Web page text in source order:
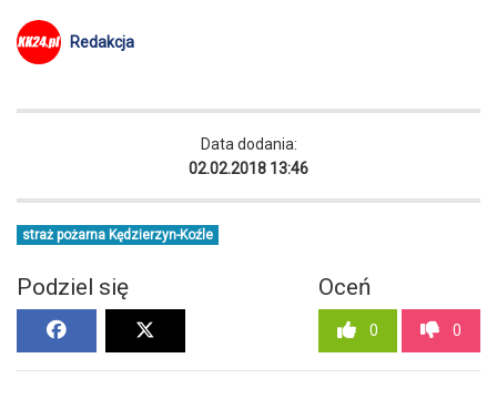
Redakcja
Data dodania:
02.02.2018 13:46
straż pożarna Kędzierzyn-Koźle
Podziel się Oceń
0 0